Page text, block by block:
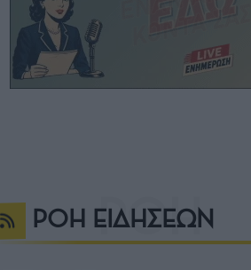
ΡΟΗ ΕΙΔΗΣΕΩΝ